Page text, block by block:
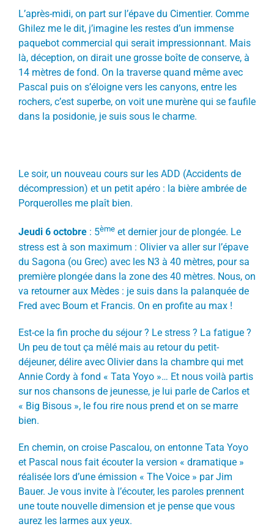
L’après-midi, on part sur l’épave du Cimentier. Comme
Ghilez me le dit, j’imagine les restes d’un immense
paquebot commercial qui serait impressionnant. Mais
là, déception, on dirait une grosse boîte de conserve, à
14 mètres de fond. On la traverse quand même avec
Pascal puis on s’éloigne vers les canyons, entre les
rochers, c’est superbe, on voit une murène qui se faufile
dans la posidonie, je suis sous le charme.
Le soir, un nouveau cours sur les ADD (Accidents de
décompression) et un petit apéro : la bière ambrée de
Porquerolles me plaît bien.
Jeudi 6 octobre: 5èmeet dernier jour de plongée. Le
stress est à son maximum : Olivier va aller sur l’épave
du Sagona (ou Grec) avec les N3 à 40 mètres, pour sa
première plongée dans la zone des 40 mètres. Nous, on
va retourner aux Mèdes : je suis dans la palanquée de
Fred avec Boum et Francis. On en profite au max !
Est-ce la fin proche du séjour ? Le stress ? La fatigue ?
Un peu de tout ça mêlé mais au retour du petit-
déjeuner, délire avec Olivier dans la chambre qui met
Annie Cordy à fond « Tata Yoyo »… Et nous voilà partis
sur nos chansons de jeunesse, je lui parle de Carlos et
« Big Bisous », le fou rire nous prend et on se marre
bien.
En chemin, on croise Pascalou, on entonne Tata Yoyo
et Pascal nous fait écouter la version « dramatique »
réalisée lors d’une émission « The Voice » par Jim
Bauer. Je vous invite à l’écouter, les paroles prennent
une toute nouvelle dimension et je pense que vous
aurez les larmes aux yeux.